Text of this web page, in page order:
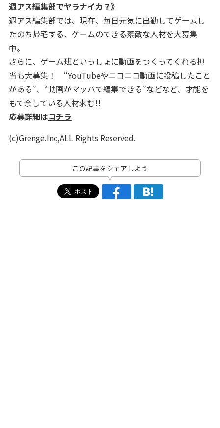
週アス編集部でヤラナイカ？》
週アス編集部では、現在、毎日元気に出勤してゲームし
たのち帰宅する、ゲームのできる素敵な人材を大募集
中。
さらに、ゲーム班といっしょに動画をつくってくれる担
当も大募集！ “YouTubeやニコニコ動画に投稿したこと
がある”、“動画がマッハで編集できる”などなど、才能を
もて余している人材求む!!
応募詳細はコチラ
(c)Grenge.Inc,ALL Rights Reserved.
この記事をシェアしよう